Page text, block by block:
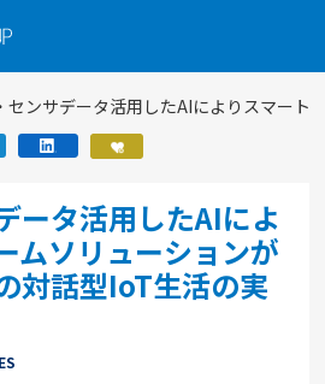
センサデータ活用したAIによりスマート
ータ活用したAIによ
ムソリューションが
対話型IoT生活の実